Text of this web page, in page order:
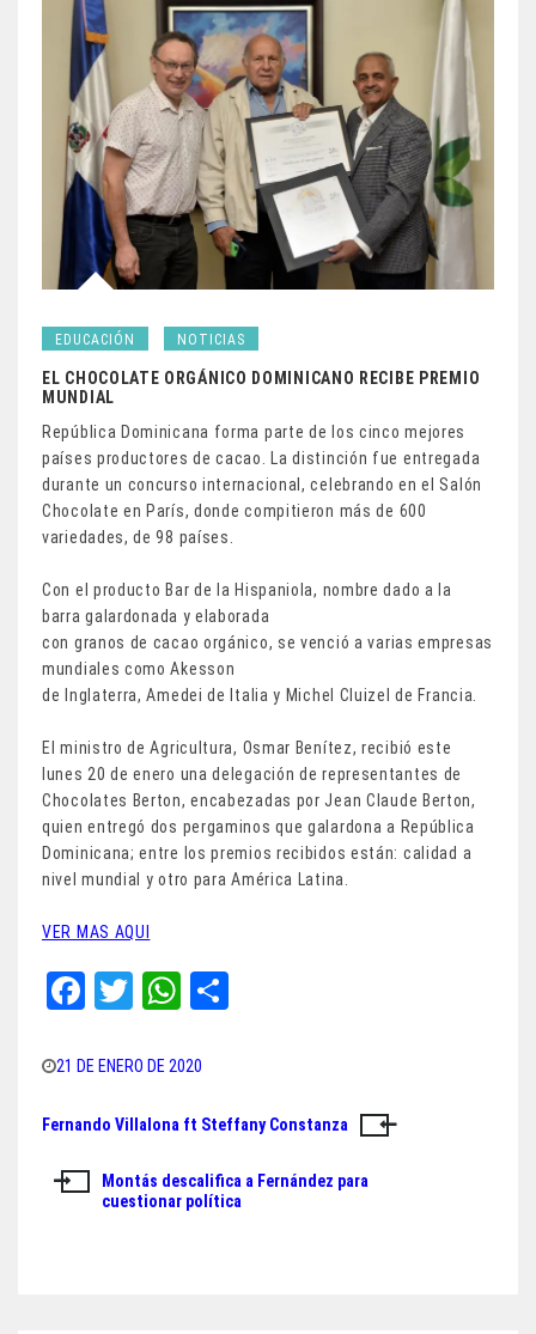
EDUCACIÓN NOTICIAS
EL CHOCOLATE ORGÁNICO DOMINICANO RECIBE PREMIO
MUNDIAL
República Dominicana forma parte de los cinco mejores
países productores de cacao. La distinción fue entregada
durante un concurso internacional, celebrando en el Salón
Chocolate en París, donde compitieron más de 600
variedades, de 98 países.
Con el producto Bar de la Hispaniola, nombre dado a la
barra galardonada y elaborada
con granos de cacao orgánico, se venció a varias empresas
mundiales como Akesson
de Inglaterra, Amedei de Italia y Michel Cluizel de Francia.
El ministro de Agricultura, Osmar Benítez, recibió este
lunes 20 de enero una delegación de representantes de
Chocolates Berton, encabezadas por Jean Claude Berton,
quien entregó dos pergaminos que galardona a República
Dominicana; entre los premios recibidos están: calidad a
nivel mundial y otro para América Latina.
VER MAS AQUI
Fa
bo
ok
T
tt
er
W
ts
A
pp
21 DE ENERO DE 2020
Navegación
de
Fernando Villalona ft Steffany Constanza
Montás descalifica a Fernández para
cuestionar política